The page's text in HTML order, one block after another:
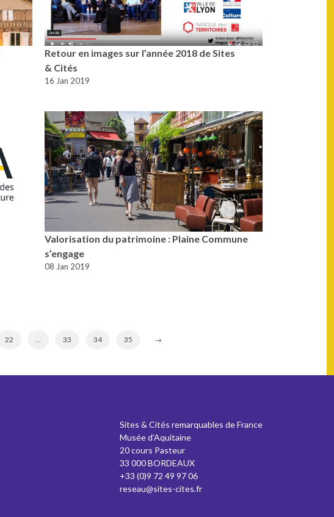
Retour en images sur l’année 2018 de Sites
& Cités
16 Jan 2019
Valorisation du patrimoine : Plaine Commune
s’engage
08 Jan 2019
22 … 33 34 35 →
Sites & Cités remarquables de France
Musée d’Aquitaine
20 cours Pasteur
33 000 BORDEAUX
+33 (0)9 72 49 97 06
reseau@sites-cites.fr